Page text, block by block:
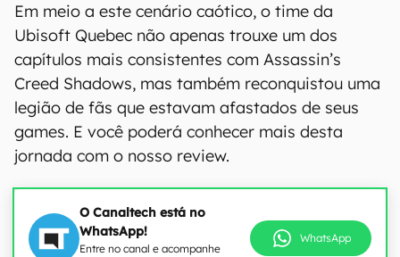
Em meio a este cenário caótico, o time da
Ubisoft Quebec não apenas trouxe um dos
capítulos mais consistentes com Assassin’s
Creed Shadows, mas também reconquistou uma
legião de fãs que estavam afastados de seus
games. E você poderá conhecer mais desta
jornada com o nosso review.
O Canaltech está no
WhatsApp!
Entre no canal e acompanhe
WhatsApp